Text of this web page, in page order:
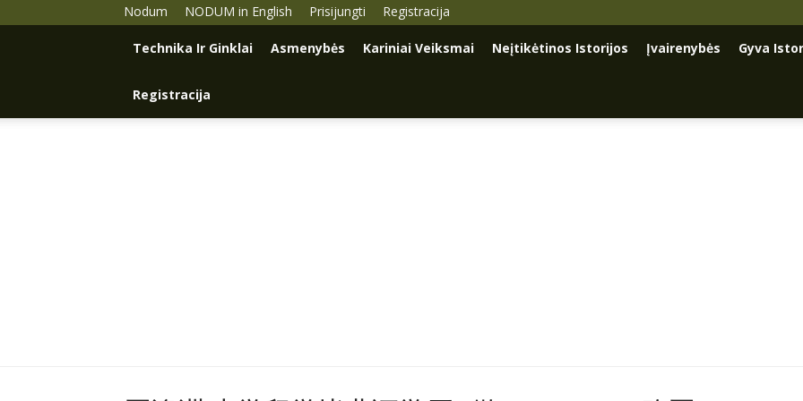
Nodum NODUM in English Prisijungti Registracija
Technika Ir Ginklai Asmenybės Kariniai Veiksmai Neįtikėtinos Istorijos Įvairenybės Gyva
Registracija